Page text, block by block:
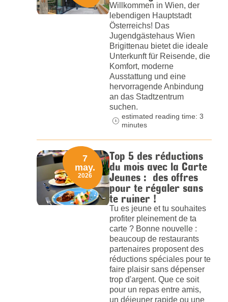
Willkommen in Wien, der
lebendigen Hauptstadt
Österreichs! Das
Jugendgästehaus Wien
Brigittenau bietet die ideale
Unterkunft für Reisende, die
Komfort, moderne
Ausstattung und eine
hervorragende Anbindung
an das Stadtzentrum
suchen.
estimated reading time: 3
minutes
Top 5 des réductions
du mois avec la Carte
Jeunes : des offres
pour te régaler sans
te ruiner !
Tu es jeune et tu souhaites
profiter pleinement de ta
carte ? Bonne nouvelle :
beaucoup de restaurants
partenaires proposent des
réductions spéciales pour te
faire plaisir sans dépenser
trop d'argent. Que ce soit
pour un repas entre amis,
un déjeuner rapide ou une
7
may.
2026